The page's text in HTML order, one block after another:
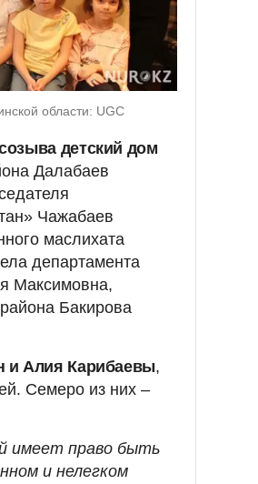
области: UGC
детский дом
Далабаев
Чажабаев
маслихата
департамента
Максимовна,
Бакирова
и Алия Карибаевы,
Семеро из них –
имеет право быть
и нелегком